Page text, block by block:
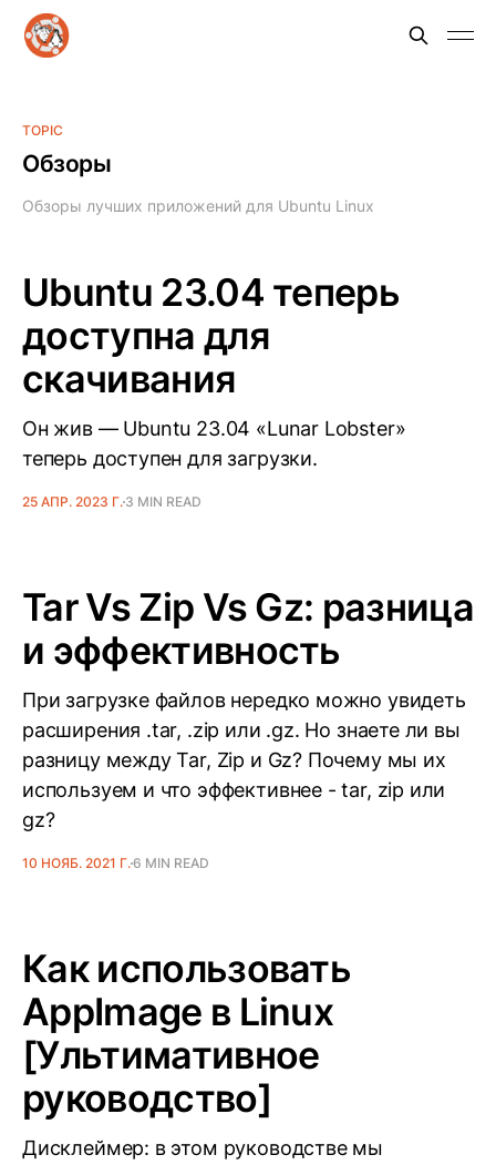
TOPIC
Обзоры
Обзоры лучших приложений для Ubuntu Linux
Ubuntu 23.04 теперь
доступна для
скачивания
Он жив — Ubuntu 23.04 «Lunar Lobster»
теперь доступен для загрузки.
25 АПР. 2023 Г. 3 MIN READ
Tar Vs Zip Vs Gz: разница
и эффективность
При загрузке файлов нередко можно увидеть
расширения .tar, .zip или .gz. Но знаете ли вы
разницу между Tar, Zip и Gz? Почему мы их
используем и что эффективнее - tar, zip или
gz?
10 НОЯБ. 2021 Г.6 MIN READ
Как использовать
AppImage в Linux
[Ультимативное
руководство]
Дисклеймер: в этом руководстве мы